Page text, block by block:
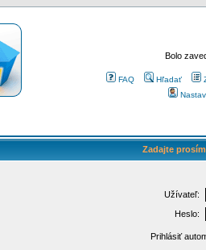
Bolo
FAQ Hľadať
Zadajte
Užívateľ:
Heslo:
Prihlásiť